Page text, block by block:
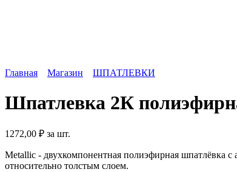
Главная Магазин ШПАТЛЕВКИ
Шпатлевка 2К
1272,00 ₽ за шт.
Metallic - двухкомпонентная полиэфирная шпатлёвка
относительно толстым слоем.